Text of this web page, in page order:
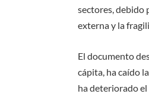
sectores, debido
externa y la
El documento
cápita, ha caído
ha deteriorado